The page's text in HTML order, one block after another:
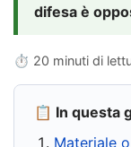
difesa è
⏱ 20 minuti di
📋 In questa
Materiale